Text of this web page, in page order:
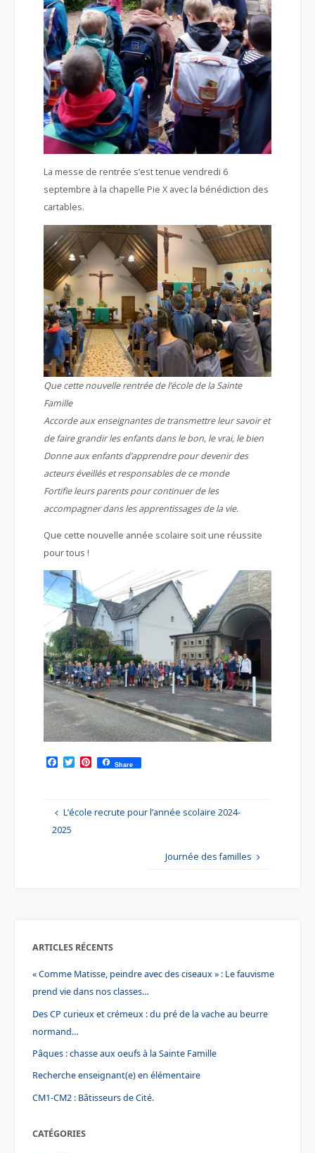
La messe de rentrée s’est tenue vendredi 6
septembre à la chapelle Pie X avec la bénédiction des
cartables.
Que cette nouvelle rentrée de l’école de la Sainte
Famille
Accorde aux enseignantes de transmettre leur savoir et
de faire grandir les enfants dans le bon, le vrai, le bien
Donne aux enfants d’apprendre pour devenir des
acteurs éveillés et responsables de ce monde
Fortifie leurs parents pour continuer de les
accompagner dans les apprentissages de la vie.
Que cette nouvelle année scolaire soit une réussite
pour tous !
F
a
b
o
o
T
w
t
e
P
i
e
r
Share
L’école recrute pour l’année scolaire 2024-
2025
Journée des familles
ARTICLES RÉCENTS
« Comme Matisse, peindre avec des ciseaux » : Le fauvisme
prend vie dans nos classes…
Des CP curieux et crémeux : du pré de la vache au beurre
normand…
Pâques : chasse aux oeufs à la Sainte Famille
Recherche enseignant(e) en élémentaire
CM1-CM2 : Bâtisseurs de Cité.
CATÉGORIES